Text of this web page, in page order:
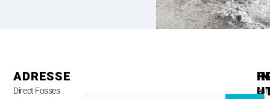
ADRESSE
Direct Fosses
A